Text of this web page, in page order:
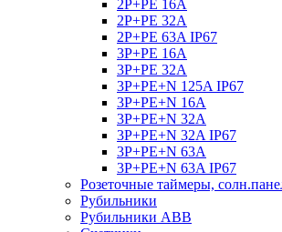
2P+PE 16A
2P+PE 32A
2P+PE 63A IP67
3P+PE 16A
3P+PE 32A
3P+PE+N 125A IP67
3P+PE+N 16A
3P+PE+N 32A
3P+PE+N 32A IP67
3P+PE+N 63A
3P+PE+N 63A IP67
Розеточные таймеры,
Рубильники
Рубильники ABB